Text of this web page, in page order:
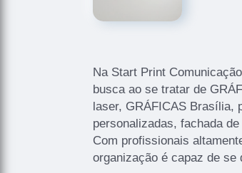
Na Start Print
busca ao se tratar de
laser, GRÁFICAS Brasília,
personalizadas, fachada
Com profissionais
organização é capaz de